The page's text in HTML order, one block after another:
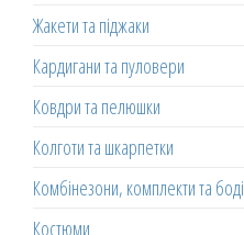
Жакети та піджаки
Кардигани та пуловери
Ковдри та пелюшки
Колготи та шкарпетки
Комбінезони, комплекти та боді
Костюми